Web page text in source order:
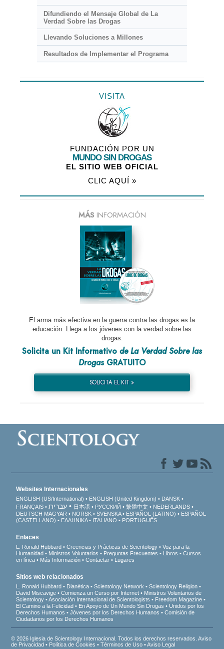
Difundiendo el Mensaje Global de La
Verdad Sobre las Drogas
Llevando Soluciones a Millones
Resultados de Implementar el Programa
VISITA
FUNDACIÓN POR UN
MUNDO SIN DROGAS
EL SITIO WEB OFICIAL
CLIC AQUÍ »
MÁSINFORMACIÓN
El arma más efectiva en la guerra contra las drogas es la
educación. Llega a los jóvenes con la verdad sobre las
drogas.
Solicita un Kit Informativo de La Verdad Sobre las
DrogasGRATUITO
SOLICITA EL KIT »
Websites Internacionales
ENGLISH (US/International) ENGLISH (United Kingdom)
DANSK
FRANÇAIS
עברית 日本語 РУССКИЙ 繁體中文
NEDERLANDS
DEUTSCH MAGYAR NORSK SVENSKA ESPAÑOL (LATINO)
ESPAÑOL
(CASTELLANO)
ΕΛΛΗΝΙΚA ITALIANO PORTUGUÊS
Enlaces
L. Ronald Hubbard Creencias y Prácticas de Scientology
Voz para la
Humanidad
Ministros Voluntarios Preguntas Frecuentes Libros
Cursos
en línea
Más Información Contactar Lugares
Sitios web relacionados
L. Ronald Hubbard Dianética Scientology Network
Scientology Religion
David Miscavige
Comienza un Curso por Internet
Ministros Voluntarios de
Scientology
Asociación Internacional de Scientologists
Freedom Magazine
El Camino a la Felicidad
En Apoyo de Un Mundo Sin Drogas
Unidos por los
Derechos Humanos
Jóvenes por los Derechos Humanos
Comisión de
Ciudadanos por los Derechos Humanos
© 2026 Iglesia de Scientology Internacional. Todos los derechos reservados.Aviso
de Privacidad • Política de Cookies •Términos de Uso •Aviso Legal